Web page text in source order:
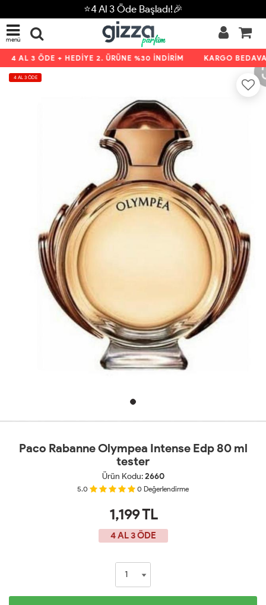
⭐4 Al 3 Öde Başladı!🎉
menü
4 AL 3 ÖDE + HEDİYE 2. ÜRÜNE %30 İNDİRİM KARGO BEDAVA
4 AL 3 ÖDE
Paco Rabanne Olympea Intense Edp 80 ml
tester
Ürün Kodu:2660
5.0 0 Değerlendirme
1,199TL
4 AL 3 ÖDE